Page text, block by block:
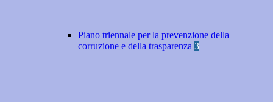
Piano triennale per la prevenzione della
corruzione e della trasparenza 3